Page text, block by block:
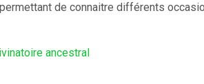
de connaitre différents
ancestral